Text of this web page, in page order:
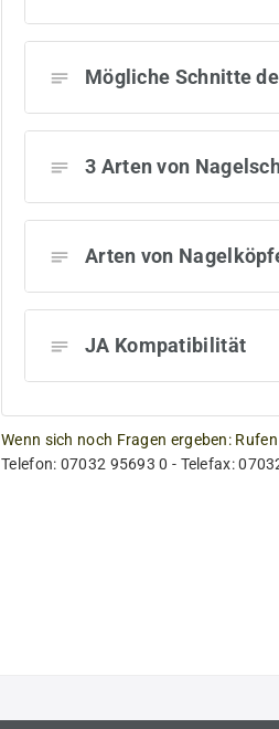
Mögliche Schnitte
3 Arten von
Arten von
JA Kompatibilität
Wenn sich noch Fragen ergeben:
Telefon: 07032 95693 0 - Telefax: